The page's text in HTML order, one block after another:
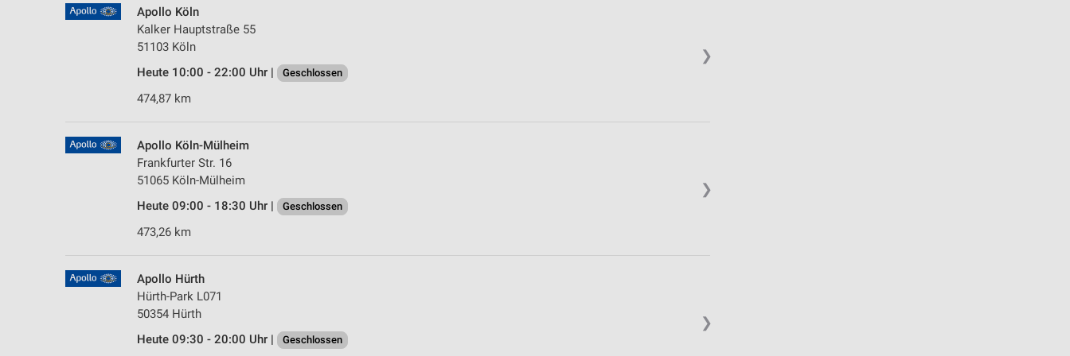
❯
Apollo Köln
Kalker Hauptstraße 55
51103 Köln
Heute 10:00 - 22:00 Uhr |
Geschlossen
474,87 km
❯
Apollo Köln-Mülheim
Frankfurter Str. 16
51065 Köln-Mülheim
Heute 09:00 - 18:30 Uhr |
Geschlossen
473,26 km
❯
Apollo Hürth
Hürth-Park L071
50354 Hürth
Heute 09:30 - 20:00 Uhr |
Geschlossen